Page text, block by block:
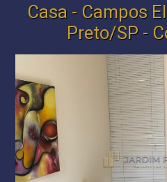
Casa - Campos
Preto/SP -